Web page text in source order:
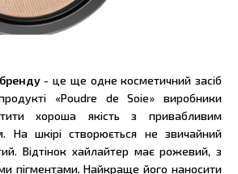
- це ще одне косметичний засіб
«Poudre de Soie» виробники
хороша якість з привабливим
На шкірі створюється не звичайний
Відтінок хайлайтер має рожевий, з
пігментами. Найкраще його наносити